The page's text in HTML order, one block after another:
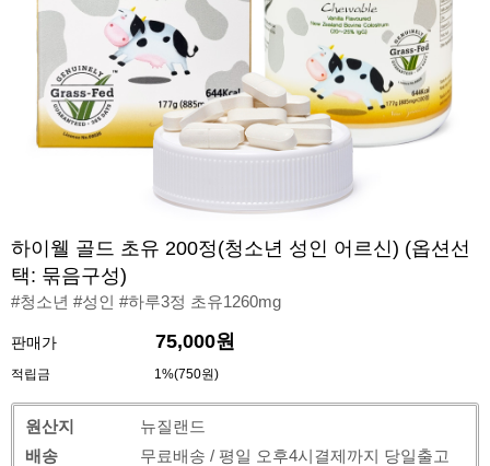
하이웰 골드 초유 200정(청소년 성인 어르신) (옵션선
택: 묶음구성)
#청소년 #성인 #하루3정 초유1260mg
판매가 75,000원
적립금 1%(750원)
원산지
뉴질랜드
배송
무료배송 / 평일 오후4시결제까지 당일출고